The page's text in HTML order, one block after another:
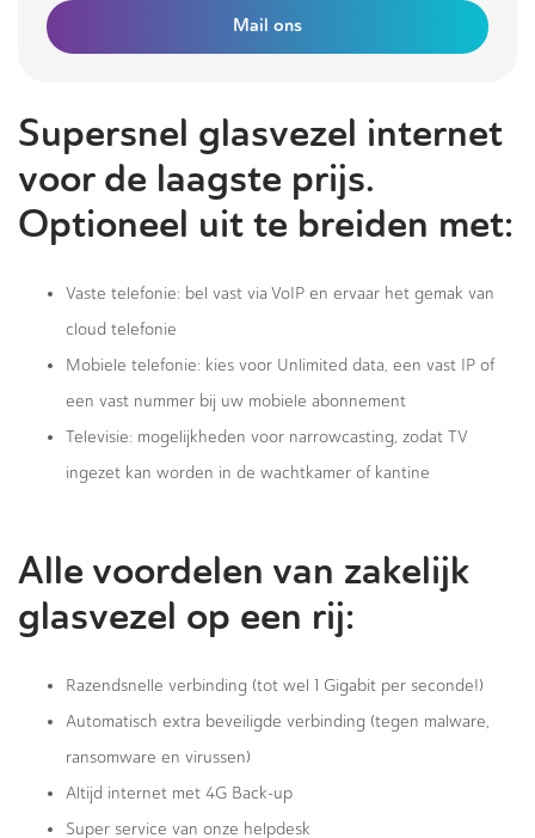
Mail ons
Supersnel glasvezel internet
voor de laagste prijs.
Optioneel uit te breiden met:
Vaste telefonie: bel vast via VoIP en ervaar het gemak van
cloud telefonie
Mobiele telefonie: kies voor Unlimited data, een vast IP of
een vast nummer bij uw mobiele abonnement
Televisie: mogelijkheden voor narrowcasting, zodat TV
ingezet kan worden in de wachtkamer of kantine
Alle voordelen van zakelijk
glasvezel op een rij:
Razendsnelle verbinding (tot wel 1 Gigabit per seconde!)
Automatisch extra beveiligde verbinding (tegen malware,
ransomware en virussen)
Altijd internet met 4G Back-up
Super service van onze helpdesk